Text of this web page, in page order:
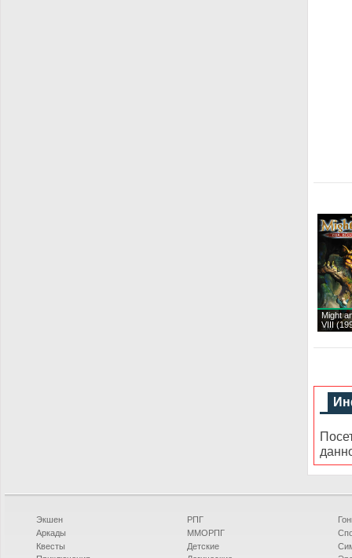
Might
VIII
Экшен
Аркады
Квесты
РПГ
ММОРПГ
Детские